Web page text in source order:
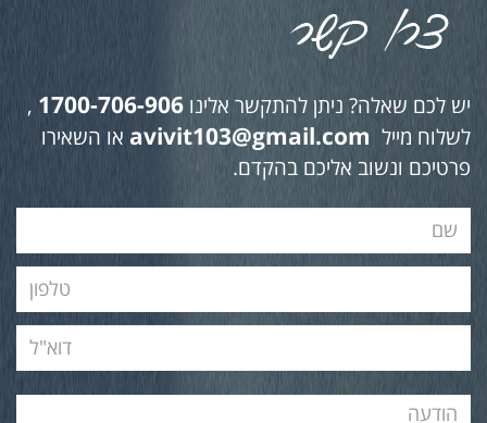
יש לכם שאלה? ניתן להתקשר אלינו 1700-706-906
,
לשלוח מייל avivit103@gmail.com או השאירו
פרטיכם ונשוב אליכם בהקדם.